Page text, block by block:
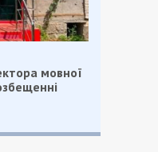
мовної